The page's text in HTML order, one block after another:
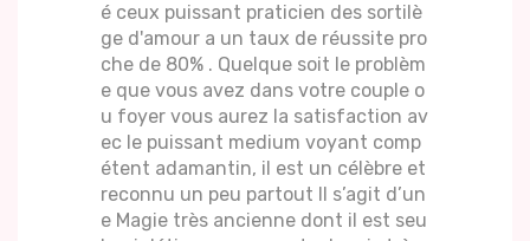
é ceux puissant praticien des sortilè
ge d'amour a un taux de réussite pro
che de 80% . Quelque soit le problèm
e que vous avez dans votre couple o
u foyer vous aurez la satisfaction av
ec le puissant medium voyant comp
étent adamantin, il est un célèbre et
reconnu un peu partout Il s’agit d’un
e Magie très ancienne dont il est seu